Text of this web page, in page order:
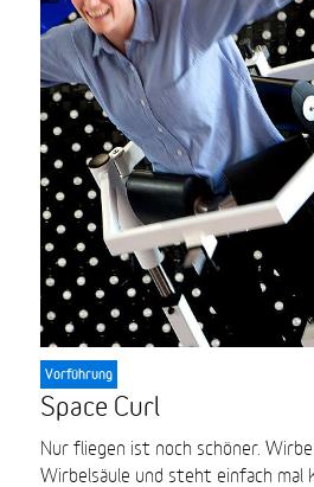
Vorführung
Space Curl
Nur fliegen ist noch schöner.
Wirbelsäule und steht einfach mal